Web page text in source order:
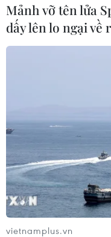
Mảnh vỡ tên lửa
dấy lên lo ngại về
vietnamplus.vn